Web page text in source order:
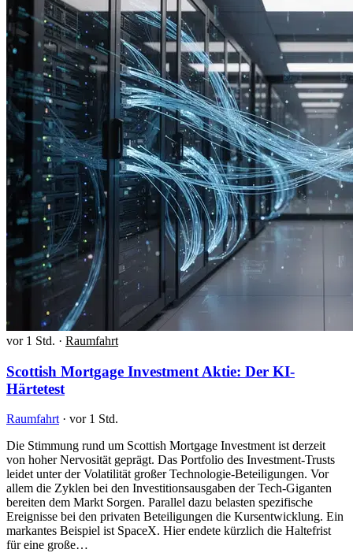
vor 1 Std. · Raumfahrt
Scottish Mortgage Investment Aktie: Der KI-
Härtetest
Raumfahrt · vor 1 Std.
Die Stimmung rund um Scottish Mortgage Investment ist derzeit
von hoher Nervosität geprägt. Das Portfolio des Investment-Trusts
leidet unter der Volatilität großer Technologie-Beteiligungen. Vor
allem die Zyklen bei den Investitionsausgaben der Tech-Giganten
bereiten dem Markt Sorgen. Parallel dazu belasten spezifische
Ereignisse bei den privaten Beteiligungen die Kursentwicklung. Ein
markantes Beispiel ist SpaceX. Hier endete kürzlich die Haltefrist
für eine große…